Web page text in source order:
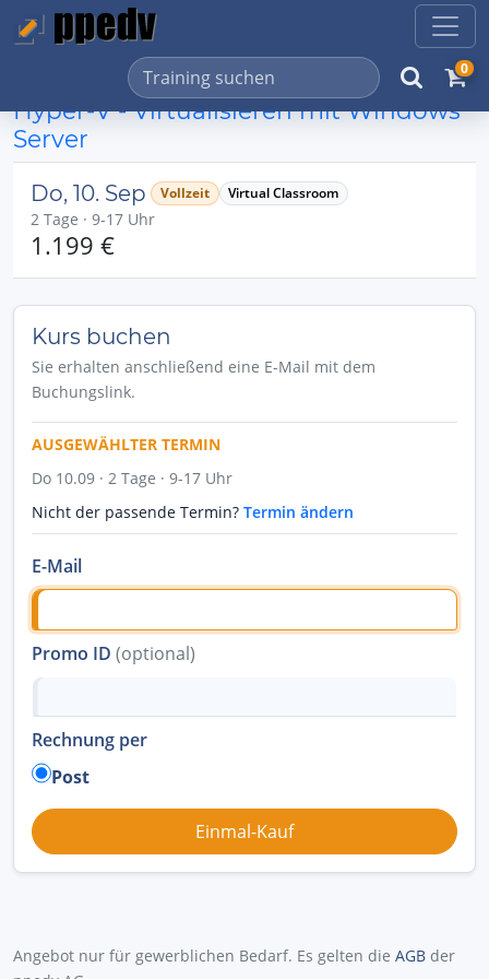
0
Hyper-V - Virtualisieren mit Windows
Server
Do, 10. Sep Vollzeit Virtual Classroom
2 Tage · 9-17 Uhr
1.199 €
Kurs buchen
Sie erhalten anschließend eine E-Mail mit dem
Buchungslink.
AUSGEWÄHLTER TERMIN
Do 10.09 · 2 Tage · 9-17 Uhr
Nicht der passende Termin? Termin ändern
E-Mail
Promo ID (optional)
Rechnung per
Post
Angebot nur für gewerblichen Bedarf. Es gelten die AGB der